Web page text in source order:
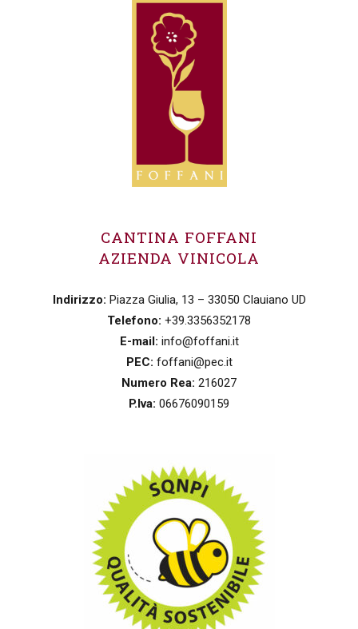
CANTINA FOFFANI
AZIENDA VINICOLA
Indirizzo: Piazza Giulia, 13 – 33050 Clauiano UD
Telefono: +39.3356352178
E-mail: info@foffani.it
PEC: foffani@pec.it
Numero Rea: 216027
P.Iva: 06676090159